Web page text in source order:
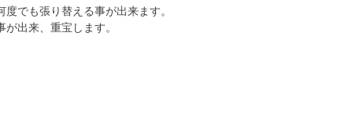
でも張り替える事が出来ます。
出来、重宝します。